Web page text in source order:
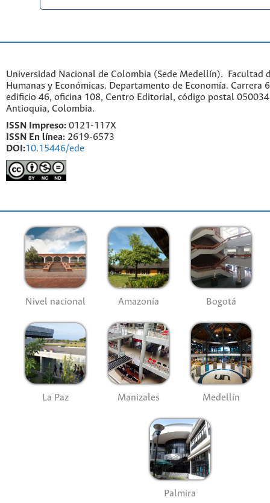
Universidad Nacional de Colombia (Sede Medellín). Facultad
Humanas y Económicas. Departamento de Economía. Carrera
edificio 46, oficina 108, Centro Editorial, código postal
Antioquia, Colombia.
ISSN Impreso: 0121-117X
ISSN En línea: 2619-6573
DOI:10.15446/ede
Nivel nacional Amazonía Bogotá
La Paz Manizales Medellín
Palmira